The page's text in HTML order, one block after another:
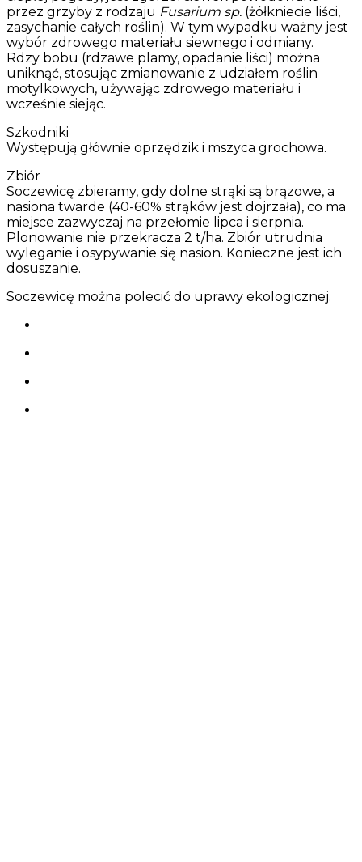
przez grzyby z rodzaju Fusarium sp. (żółkniecie liści,
zasychanie całych roślin). W tym wypadku ważny jest
wybór zdrowego materiału siewnego i odmiany.
Rdzy bobu (rdzawe plamy, opadanie liści) można
uniknąć, stosując zmianowanie z udziałem roślin
motylkowych, używając zdrowego materiału i
wcześnie siejąc.
Szkodniki
Występują głównie oprzędzik i mszyca grochowa.
Zbiór
Soczewicę zbieramy, gdy dolne strąki są brązowe, a
nasiona twarde (40-60% strąków jest dojrzała), co ma
miejsce zazwyczaj na przełomie lipca i sierpnia.
Plonowanie nie przekracza 2 t/ha. Zbiór utrudnia
wyleganie i osypywanie się nasion. Konieczne jest ich
dosuszanie.
Soczewicę można polecić do uprawy ekologicznej.